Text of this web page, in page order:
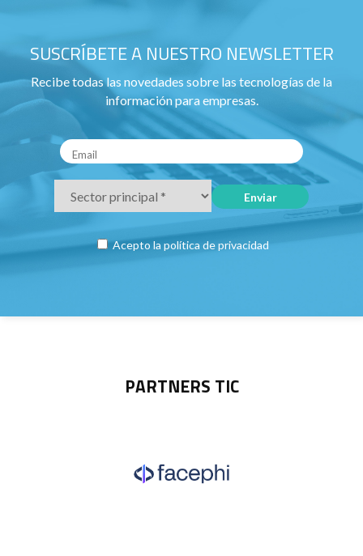
SUSCRÍBETE A NUESTRO NEWSLETTER
Recibe todas las novedades sobre las tecnologías de la
información para empresas.
Acepto la política de privacidad
PARTNERS TIC